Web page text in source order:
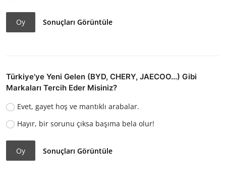
Oy Sonuçları Görüntüle
Türkiye'ye Yeni Gelen (BYD, CHERY, JAECOO...) Gibi
Markaları Tercih Eder Misiniz?
Evet, gayet hoş ve mantıklı arabalar.
Hayır, bir sorunu çıksa başıma bela olur!
Oy Sonuçları Görüntüle